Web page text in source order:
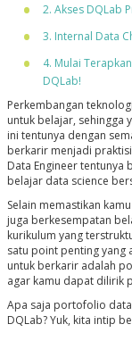
2. Akses DQLab
3. Internal Data
4. Mulai
DQLab!
Perkembangan
untuk belajar, sehingga
ini tentunya dengan
berkarir menjadi
Data Engineer tentunya
belajar data science
Selain memastikan
juga berkesempatan
kurikulum yang
satu point penting yang
untuk berkarir adalah
agar kamu dapat dilirik
Apa saja portofolio
DQLab? Yuk, kita intip